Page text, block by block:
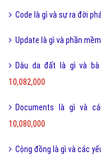
Code là gì và sự ra đời
Update là gì và phần
Dâu da đất là gì và
10,082,000
Documents là gì và
10,080,000
Cộng đồng là gì và các